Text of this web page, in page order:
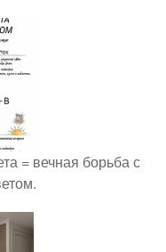
= вечная борьба с